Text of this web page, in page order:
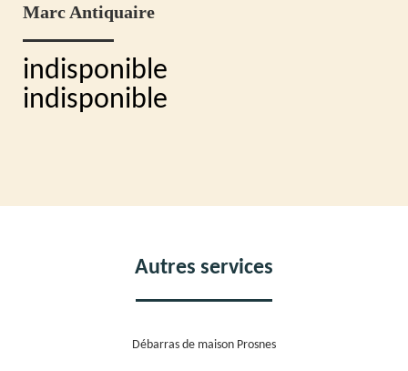
Marc Antiquaire
indisponible
indisponible
Autres services
Débarras de maison Prosnes